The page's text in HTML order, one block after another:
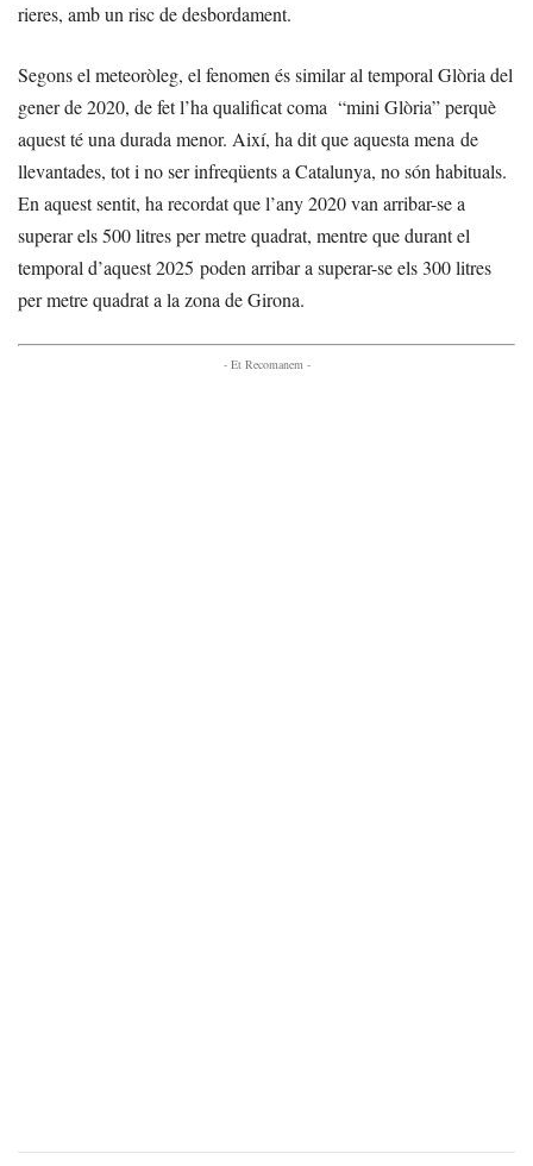
rieres, amb un risc de desbordament.
Segons el meteoròleg, el fenomen és similar al temporal Glòria del
gener de 2020, de fet l’ha qualificat coma “mini Glòria” perquè
aquest té una durada menor. Així, ha dit que aquesta mena de
llevantades, tot i no ser infreqüents a Catalunya, no són habituals.
En aquest sentit, ha recordat que l’any 2020 van arribar-se a
superar els 500 litres per metre quadrat, mentre que durant el
temporal d’aquest 2025 poden arribar a superar-se els 300 litres
per metre quadrat a la zona de Girona.
- Et Recomanem -